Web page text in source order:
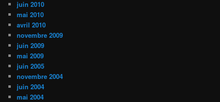
juin 2010
mai 2010
avril 2010
novembre 2009
juin 2009
mai 2009
juin 2005
novembre 2004
juin 2004
mai 2004